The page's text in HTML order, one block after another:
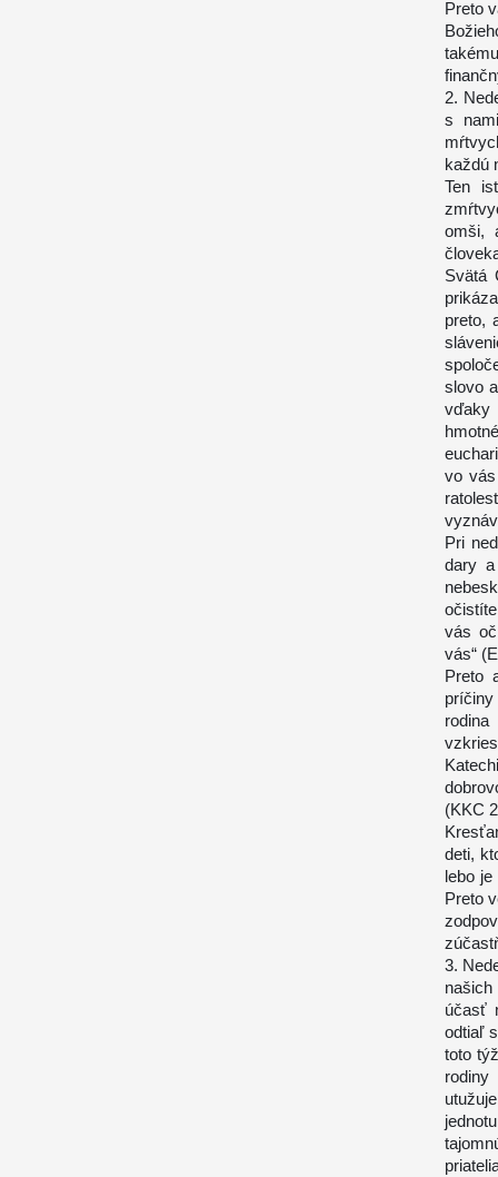
Preto
2.
s
každú
Ten
omši,
Svätá
preto,
slovo
vďaky
vo
Pri
dary
vás
vás“
Preto
(KKC
deti,
lebo
Preto
3.
účasť
odtiaľ
toto
rodiny